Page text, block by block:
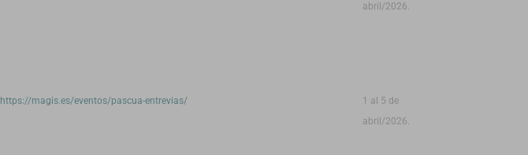
abril/2026.
https://magis.es/eventos/pascua-entrevias/
1 al 5 de
abril/2026.